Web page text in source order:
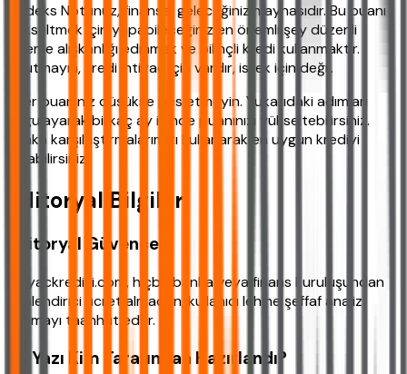
Findeks Notunuz, finansal geleceğinizin aynasıdır. Bu puanı
yükseltmek için yapabileceğiniz en önemli şey düzenli
ödeme alışkanlığı edinmek ve bilinçli kredi kullanmaktır.
Unutmayın, kredi ihtiyaç için vardır, istek için değil.
Eğer puanınız düşükse pes etmeyin. Yukarıdaki adımları
uygulayarak birkaç ay içinde puanınızı yükseltebilirsiniz.
Banka karşılaştırmalarımızı kullanarak en uygun krediyi
bulabilirsiniz.
Editoryal Bilgiler
Editoryal Güvence
ihtiyackredisi.com, hiçbir banka veya finans kuruluşundan
yönlendirici ücret almadan, kullanıcı lehine şeffaf analiz
sunmayı taahhüt eder.
Bu Yazı Kim Tarafından Hazırlandı?